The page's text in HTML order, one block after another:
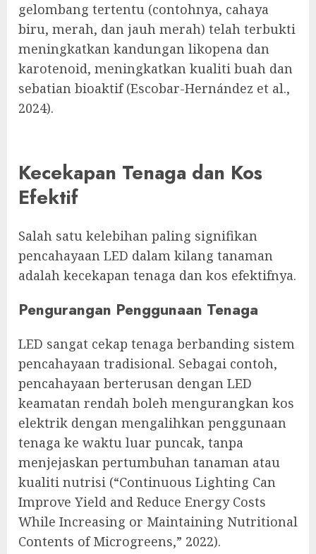
gelombang tertentu (contohnya, cahaya
biru, merah, dan jauh merah) telah terbukti
meningkatkan kandungan likopena dan
karotenoid, meningkatkan kualiti buah dan
sebatian bioaktif (Escobar-Hernández et al.,
2024).
Kecekapan Tenaga dan Kos
Efektif
Salah satu kelebihan paling signifikan
pencahayaan LED dalam kilang tanaman
adalah kecekapan tenaga dan kos efektifnya.
Pengurangan Penggunaan Tenaga
LED sangat cekap tenaga berbanding sistem
pencahayaan tradisional. Sebagai contoh,
pencahayaan berterusan dengan LED
keamatan rendah boleh mengurangkan kos
elektrik dengan mengalihkan penggunaan
tenaga ke waktu luar puncak, tanpa
menjejaskan pertumbuhan tanaman atau
kualiti nutrisi (“Continuous Lighting Can
Improve Yield and Reduce Energy Costs
While Increasing or Maintaining Nutritional
Contents of Microgreens,” 2022).